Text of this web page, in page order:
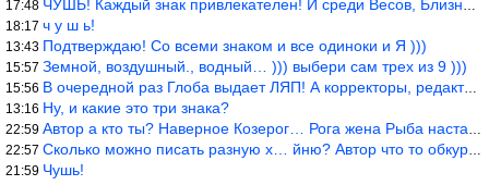
17:48 ЧУШЬ! Каждый знак привлекателен! И среди Весов, Близнецов встреч
18:17 ч у ш ь!
13:43 Подтверждаю! Со всеми знаком и все одиноки и Я )))
15:57 Земной, воздушный., водный… ))) выбери сам трех из 9 )))
15:56 В очередной раз Глоба выдает ЛЯП! А корректоры, редакторы пропус
13:16 Ну, и какие это три знака?
22:59 Автор а кто ты? Наверное Козерог… Рога жена Рыба наставила ))
22:57 Сколько можно писать разную х… йню? Автор что то обкурился?
21:59 Чушь!